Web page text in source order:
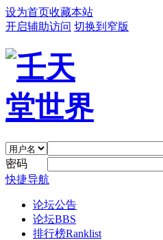
设为首页收藏本站
开启辅助访问 切换到窄版
密码
快捷导航
论坛公告
论坛BBS
排行榜Ranklist